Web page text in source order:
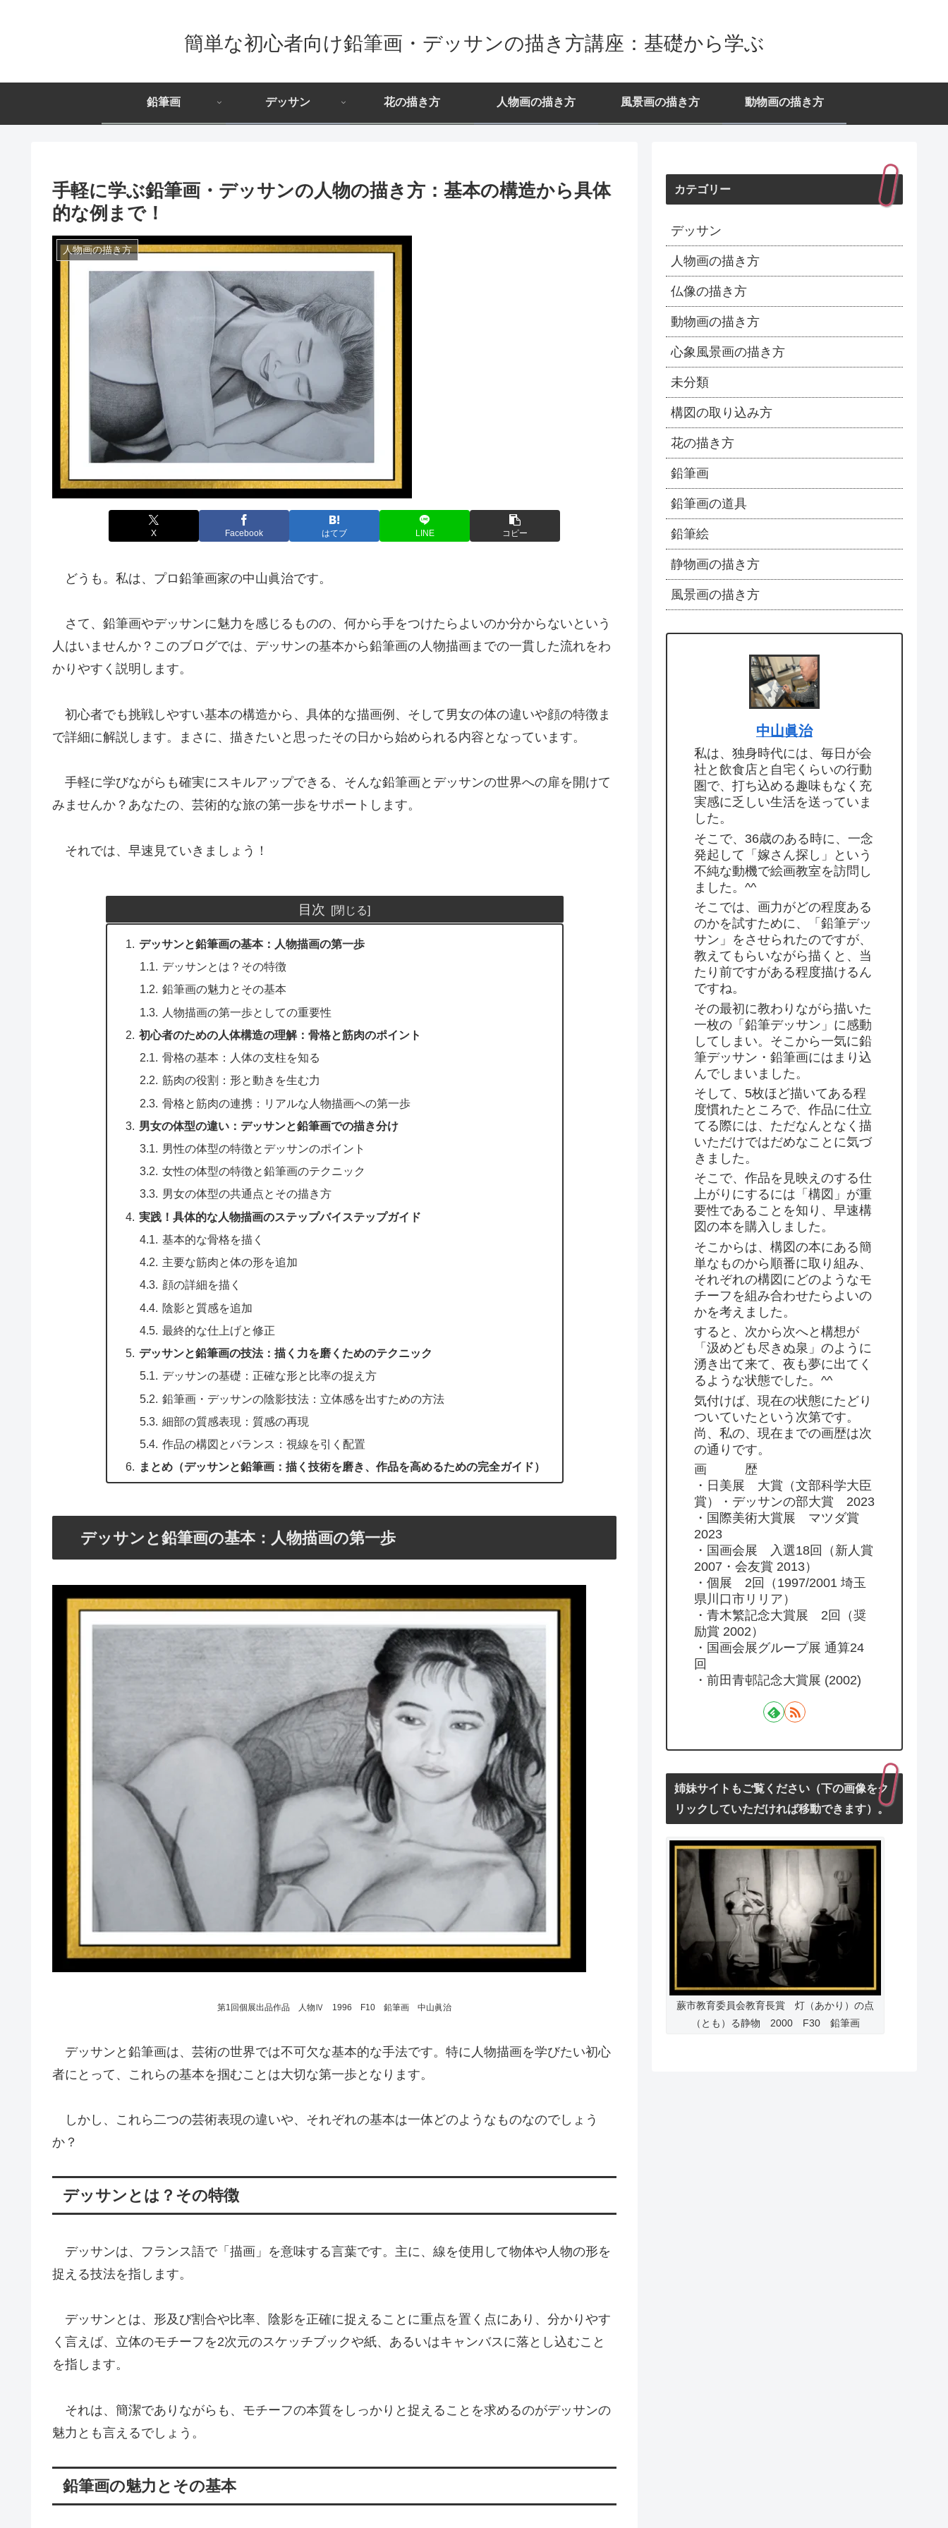
簡単な初心者向け鉛筆画・デッサンの描き方講座：基礎から学ぶ
鉛筆画 デッサン 花の描き方 人物画の描き方 風景画の描き方 動物画の描き方
手軽に学ぶ鉛筆画・デッサンの人物の描き方：基本の構造から具体
的な例まで！
人物画の描き方
X Facebook はてブ LINE コピー
どうも。私は、プロ鉛筆画家の中山眞治です。
さて、鉛筆画やデッサンに魅力を感じるものの、何から手をつけたらよいのか分からないという
人はいませんか？このブログでは、デッサンの基本から鉛筆画の人物描画までの一貫した流れをわ
かりやすく説明します。
初心者でも挑戦しやすい基本の構造から、具体的な描画例、そして男女の体の違いや顔の特徴ま
で詳細に解説します。まさに、描きたいと思ったその日から始められる内容となっています。
手軽に学びながらも確実にスキルアップできる、そんな鉛筆画とデッサンの世界への扉を開けて
みませんか？あなたの、芸術的な旅の第一歩をサポートします。
それでは、早速見ていきましょう！
目次
デッサンと鉛筆画の基本：人物描画の第一歩
デッサンとは？その特徴
鉛筆画の魅力とその基本
人物描画の第一歩としての重要性
初心者のための人体構造の理解：骨格と筋肉のポイント
骨格の基本：人体の支柱を知る
筋肉の役割：形と動きを生む力
骨格と筋肉の連携：リアルな人物描画への第一歩
男女の体型の違い：デッサンと鉛筆画での描き分け
男性の体型の特徴とデッサンのポイント
女性の体型の特徴と鉛筆画のテクニック
男女の体型の共通点とその描き方
実践！具体的な人物描画のステップバイステップガイド
基本的な骨格を描く
主要な筋肉と体の形を追加
顔の詳細を描く
陰影と質感を追加
最終的な仕上げと修正
デッサンと鉛筆画の技法：描く力を磨くためのテクニック
デッサンの基礎：正確な形と比率の捉え方
鉛筆画・デッサンの陰影技法：立体感を出すための方法
細部の質感表現：質感の再現
作品の構図とバランス：視線を引く配置
まとめ（デッサンと鉛筆画：描く技術を磨き、作品を高めるための完全ガイド）
デッサンと鉛筆画の基本：人物描画の第一歩
第1回個展出品作品 人物Ⅳ 1996 F10 鉛筆画 中山眞治
デッサンと鉛筆画は、芸術の世界では不可欠な基本的な手法です。特に人物描画を学びたい初心
者にとって、これらの基本を掴むことは大切な第一歩となります。
しかし、これら二つの芸術表現の違いや、それぞれの基本は一体どのようなものなのでしょう
か？
デッサンとは？その特徴
デッサンは、フランス語で「描画」を意味する言葉です。主に、線を使用して物体や人物の形を
捉える技法を指します。
デッサンとは、形及び割合や比率、陰影を正確に捉えることに重点を置く点にあり、分かりやす
く言えば、立体のモチーフを2次元のスケッチブックや紙、あるいはキャンバスに落とし込むこと
を指します。
それは、簡潔でありながらも、モチーフの本質をしっかりと捉えることを求めるのがデッサンの
魅力とも言えるでしょう。
鉛筆画の魅力とその基本
カテゴリー
デッサン
人物画の描き方
仏像の描き方
動物画の描き方
心象風景画の描き方
未分類
構図の取り込み方
花の描き方
鉛筆画
鉛筆画の道具
鉛筆絵
静物画の描き方
風景画の描き方
中山眞治
私は、独身時代には、毎日が会
社と飲食店と自宅くらいの行動
圏で、打ち込める趣味もなく充
実感に乏しい生活を送っていま
した。
そこで、36歳のある時に、一念
発起して「嫁さん探し」という
不純な動機で絵画教室を訪問し
ました。^^
そこでは、画力がどの程度ある
のかを試すために、「鉛筆デッ
サン」をさせられたのですが、
教えてもらいながら描くと、当
たり前ですがある程度描けるん
ですね。
その最初に教わりながら描いた
一枚の「鉛筆デッサン」に感動
してしまい。そこから一気に鉛
筆デッサン・鉛筆画にはまり込
んでしまいました。
そして、5枚ほど描いてある程
度慣れたところで、作品に仕立
てる際には、ただなんとなく描
いただけではだめなことに気づ
きました。
そこで、作品を見映えのする仕
上がりにするには「構図」が重
要性であることを知り、早速構
図の本を購入しました。
そこからは、構図の本にある簡
単なものから順番に取り組み、
それぞれの構図にどのようなモ
チーフを組み合わせたらよいの
かを考えました。
すると、次から次へと構想が
「汲めども尽きぬ泉」のように
湧き出て来て、夜も夢に出てく
るような状態でした。^^
気付けば、現在の状態にたどり
ついていたという次第です。
尚、私の、現在までの画歴は次
の通りです。
画 歴
・日美展 大賞（文部科学大臣
賞）・デッサンの部大賞 2023
・国際美術大賞展 マツダ賞
2023
・国画会展 入選18回（新人賞
2007・会友賞 2013）
・個展 2回（1997/2001 埼玉
県川口市リリア）
・青木繁記念大賞展 2回（奨
励賞 2002）
・国画会展グループ展 通算24
回
・前田青邨記念大賞展 (2002)
姉妹サイトもご覧ください（下の画像をク
リックしていただければ移動できます）。
蕨市教育委員会教育長賞 灯（あかり）の点
（とも）る静物 2000 F30 鉛筆画